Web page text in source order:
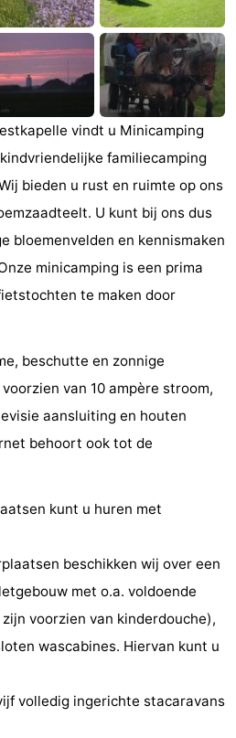
vindt u Minicamping
familiecamping
bieden u rust en ruimte op ons
U kunt bij ons dus
bloemenvelden en kennismaken
minicamping is een prima
te maken door
beschutte en zonnige
van 10 ampère stroom,
aansluiting en houten
behoort ook tot de
kunt u huren met
beschikken wij over een
met o.a. voldoende
voorzien van kinderdouche),
wascabines. Hiervan kunt u
volledig ingerichte stacaravans